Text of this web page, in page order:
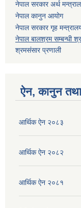
नेपाल सरकार अर्थ
नेपाल कानुन आयोग
नेपाल सरकार गृह
नेपाल बालश्रम सम्बन्धी
श्रमसंसार प्रणाली
ऐन, कानुन तथा
आर्थिक ऐन २०८३
आर्थिक ऐन २०८२
आर्थिक ऐन २०८१